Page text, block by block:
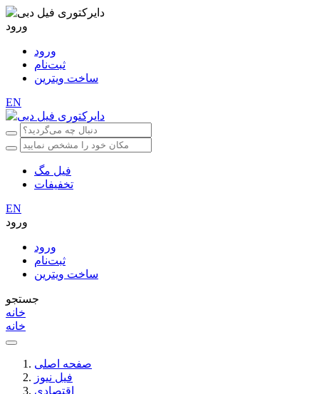
ورود
ورود
ثبت‌نام
ساخت ویترین
EN
فیل مگ
تخفیفات
EN
ورود
ورود
ثبت‌نام
ساخت ویترین
جستجو
خانه
خانه
صفحه اصلی
فیل نیوز
اقتصادی